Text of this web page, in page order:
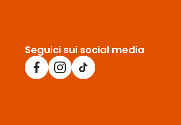
Seguici sui social media